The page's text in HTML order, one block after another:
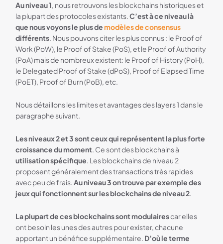
Au niveau 1, nous retrouvons les blockchains historiques et
la plupart des protocoles existants.C’est à ce niveau là
que nous voyons le plus demodèles de consensus
différents. Nous pouvons citer les plus connus : le Proof of
Work (PoW), le Proof of Stake (PoS), et le Proof of Authority
(PoA) mais de nombreux existent: le Proof of History (PoH),
le Delegated Proof of Stake (dPoS), Proof of Elapsed Time
(PoET), Proof of Burn (PoB), etc.
Nous détaillons les limites et avantages des layers 1 dans le
paragraphe suivant.
Les niveaux 2 et 3 sont ceux qui représentent la plus forte
croissance du moment. Ce sont des blockchains à
utilisation spécifique. Les blockchains de niveau 2
proposent généralement des transactions très rapides
avec peu de frais.Au niveau 3 on trouve par exemple des
jeux qui fonctionnent sur les blockchains de niveau 2.
La plupart de ces blockchains sont modulairescar elles
ont besoin les unes des autres pour exister, chacune
apportant un bénéfice supplémentaire. D’où le terme